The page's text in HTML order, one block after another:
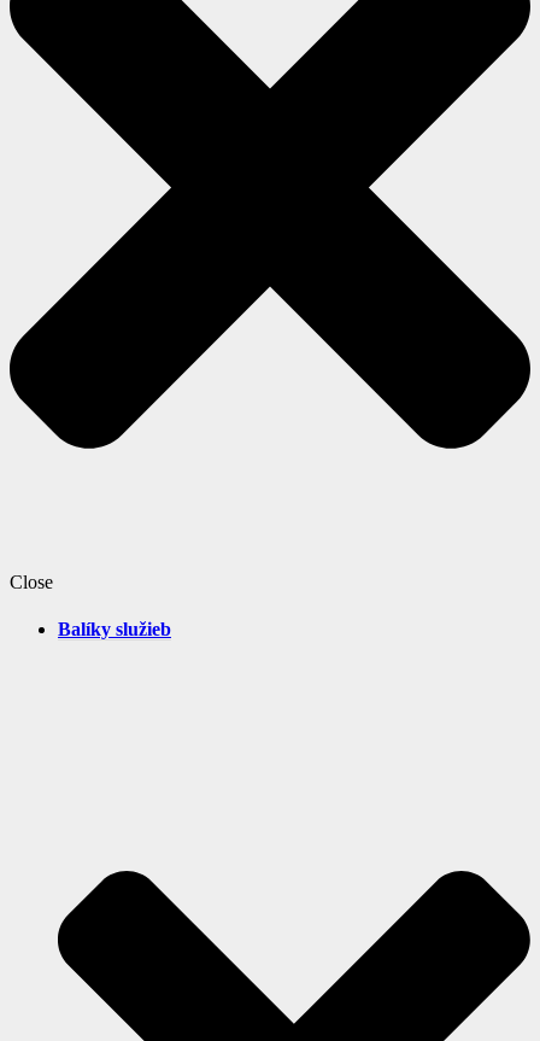
Close
Balíky služieb